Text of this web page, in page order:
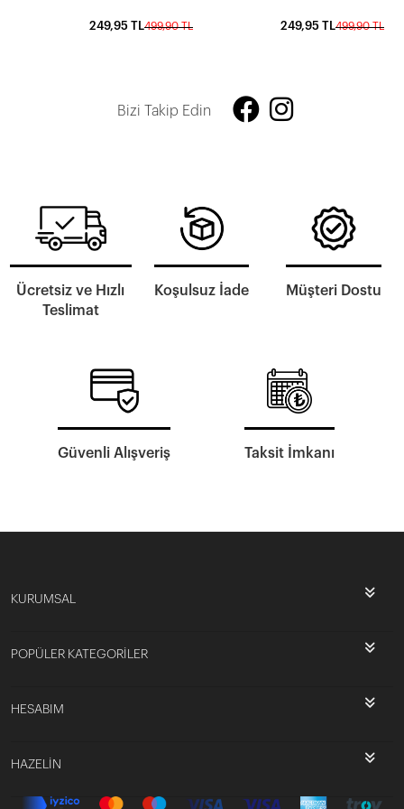
499,90 TL
249,95 TL 499,90 TL
249,95 TL
Bizi Takip Edin
Ücretsiz ve Hızlı
Teslimat
Koşulsuz İade Müşteri Dostu
Güvenli Alışveriş Taksit İmkanı
KURUMSAL
POPÜLER KATEGORİLER
HESABIM
HAZELİN